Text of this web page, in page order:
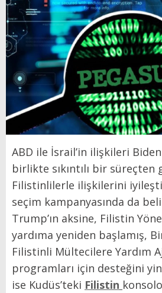
ABD ile İsrail’in ilişkileri
birlikte sıkıntılı bir süreçten
Filistinlilerle ilişkilerini
seçim kampanyasında da
Trump’ın aksine, Filistin
yardıma yeniden başlamış,
Filistinli Mültecilere Yardım
programları için desteğini
ise Kudüs’teki Filistin